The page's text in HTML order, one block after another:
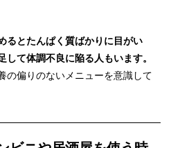
るとたんぱく質ばかりに目がい
して体調不良に陥る人もいます。
の偏りのないメニューを意識して